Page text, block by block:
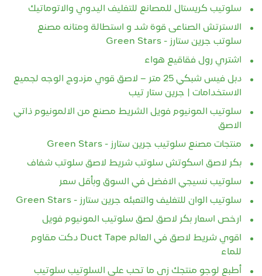
سلوتيب كريستال للمصانع للتغليف اليدوي والاتوماتيك
الاسترتش الصناعى قوة شد و استطالة ومتانه مصنع
سلوتب جرين ستارز - Green Stars
اشتري رول فقاقيع هواء
دبل فيس شبكي 25 متر – لاصق قوي مزدوج الوجه لجميع
الاستخدامات | جرين ستار تيب
سلوتيب المونيوم فويل الشريط مصنع من الالمونيوم ذاتي
الاصق
منتجات مصنع سلوتيب جرين ستارز - Green Stars
بكر لاصق اسكوتش سلوتب شريط لاصق سلوتب شفاف
سلوتيب نسيجي الافضل في السوق وبأقل سعر
سلوتيب الوان للتغليف والتعبئه جرين ستارز - Green Stars
ارخص اسعار بكر لاصق لصق سلوتيب المونيوم فويل
اقوي شريط لاصق في العالم Duct Tape دكت مقاوم
للماء
أطبع لوجو منتجك زى ما تحب علي السلوتيب سلوتيب